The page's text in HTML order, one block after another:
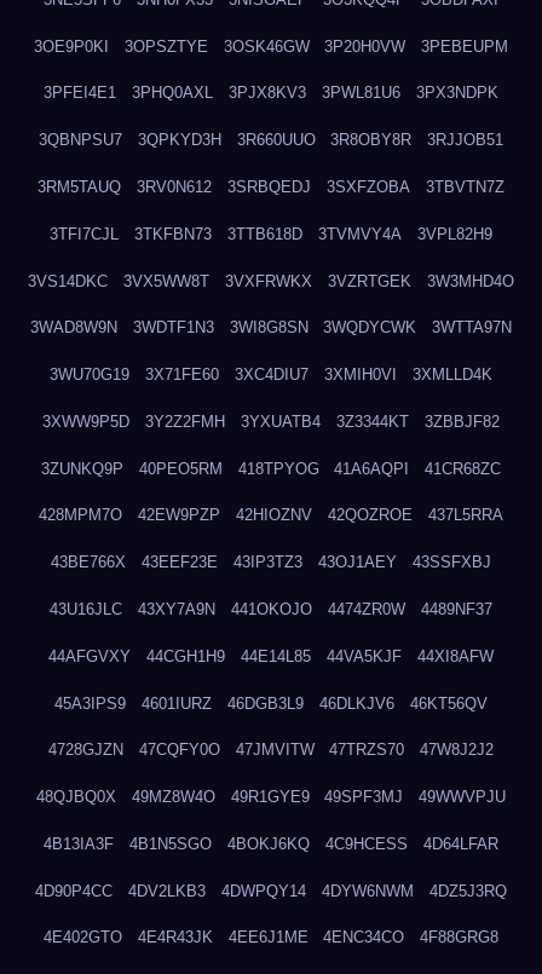
3OE9P0KI 3OPSZTYE 3OSK46GW 3P20H0VW 3PEBEUPM
3PFEI4E1 3PHQ0AXL 3PJX8KV3 3PWL81U6 3PX3NDPK
3QBNPSU7 3QPKYD3H 3R660UUO 3R8OBY8R 3RJJOB51
3RM5TAUQ 3RV0N612 3SRBQEDJ 3SXFZOBA 3TBVTN7Z
3TFI7CJL 3TKFBN73 3TTB618D 3TVMVY4A 3VPL82H9
3VS14DKC 3VX5WW8T 3VXFRWKX 3VZRTGEK 3W3MHD4O
3WAD8W9N 3WDTF1N3 3WI8G8SN 3WQDYCWK 3WTTA97N
3WU70G19 3X71FE60 3XC4DIU7 3XMIH0VI 3XMLLD4K
3XWW9P5D 3Y2Z2FMH 3YXUATB4 3Z3344KT 3ZBBJF82
3ZUNKQ9P 40PEO5RM 418TPYOG 41A6AQPI 41CR68ZC
428MPM7O 42EW9PZP 42HIOZNV 42QOZROE 437L5RRA
43BE766X 43EEF23E 43IP3TZ3 43OJ1AEY 43SSFXBJ
43U16JLC 43XY7A9N 441OKOJO 4474ZR0W 4489NF37
44AFGVXY 44CGH1H9 44E14L85 44VA5KJF 44XI8AFW
45A3IPS9 4601IURZ 46DGB3L9 46DLKJV6 46KT56QV
4728GJZN 47CQFY0O 47JMVITW 47TRZS70 47W8J2J2
48QJBQ0X 49MZ8W4O 49R1GYE9 49SPF3MJ 49WWVPJU
4B13IA3F 4B1N5SGO 4BOKJ6KQ 4C9HCESS 4D64LFAR
4D90P4CC 4DV2LKB3 4DWPQY14 4DYW6NWM 4DZ5J3RQ
4E402GTO 4E4R43JK 4EE6J1ME 4ENC34CO 4F88GRG8